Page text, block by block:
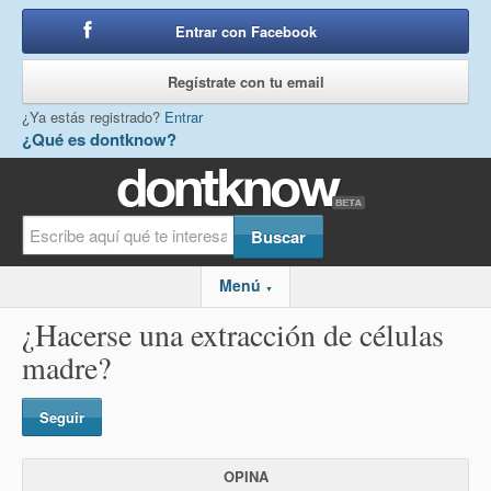
¿Qué es dontknow?
Entrar con Facebook
Regístrate con tu email
¿Ya estás registrado? Entrar
Menú ▼
¿Hacerse una extracción de células
madre?
Seguir
OPINA